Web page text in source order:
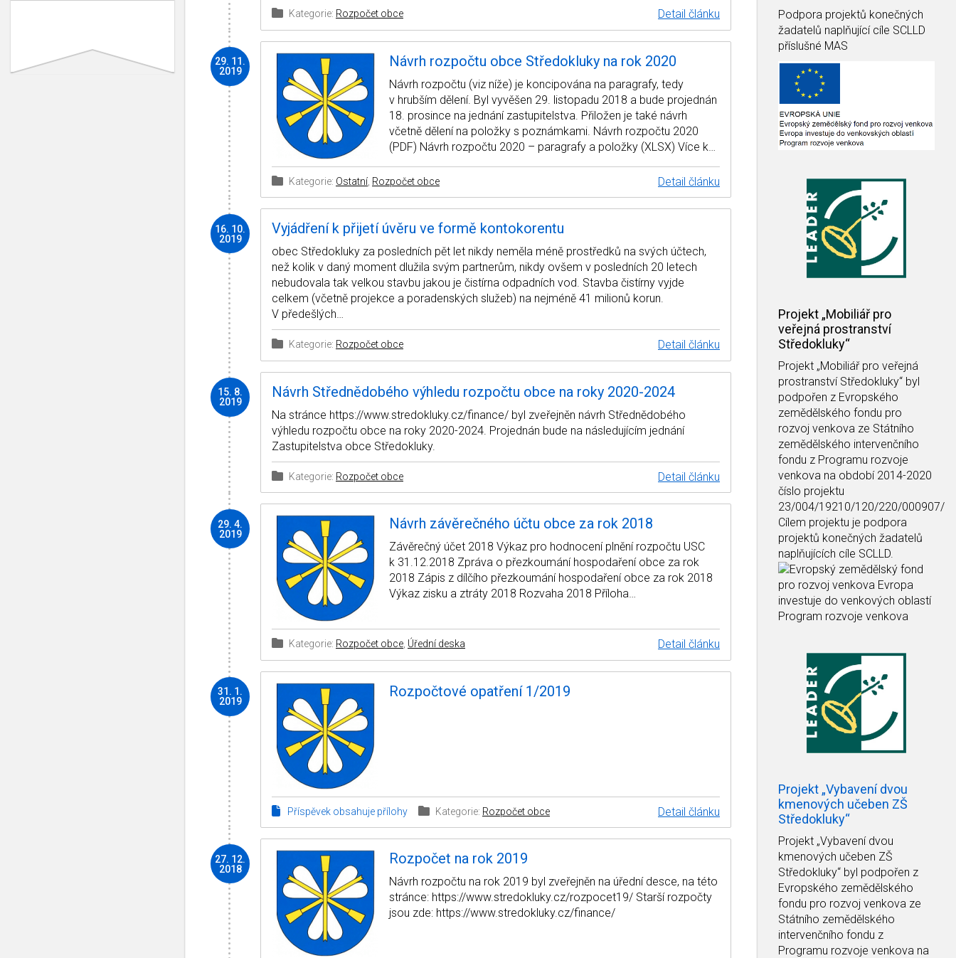
Kategorie: Rozpočet obce Detail článku
29. 11.
2019
Návrh rozpočtu obce Středokluky na rok 2020
Návrh rozpočtu (viz níže) je koncipována na paragrafy, tedy
v hrubším dělení. Byl vyvěšen 29. listopadu 2018 a bude projednán
18. prosince na jednání zastupitelstva. Přiložen je také návrh
včetně dělení na položky s poznámkami. Návrh rozpočtu 2020
(PDF) Návrh rozpočtu 2020 – paragrafy a položky (XLSX) Více k…
Kategorie: Ostatní Rozpočet obce Detail článku
16. 10.
2019
Vyjádření k přijetí úvěru ve formě kontokorentu
obec Středokluky za posledních pět let nikdy neměla méně prostředků na svých účtech,
než kolik v daný moment dlužila svým partnerům, nikdy ovšem v posledních 20 letech
nebudovala tak velkou stavbu jakou je čistírna odpadních vod. Stavba čistírny vyjde
celkem (včetně projekce a poradenských služeb) na nejméně 41 milionů korun.
V předešlých…
Kategorie: Rozpočet obce Detail článku
15. 8.
2019
Návrh Střednědobého výhledu rozpočtu obce na roky 2020-2024
Na stránce https://www.stredokluky.cz/finance/ byl zveřejněn návrh Střednědobého
výhledu rozpočtu obce na roky 2020-2024. Projednán bude na následujícím jednání
Zastupitelstva obce Středokluky.
Kategorie: Rozpočet obce Detail článku
29. 4.
2019
Návrh závěrečného účtu obce za rok 2018
Závěrečný účet 2018 Výkaz pro hodnocení plnění rozpočtu USC
k 31.12.2018 Zpráva o přezkoumání hospodaření obce za rok
2018 Zápis z dílčího přezkoumání hospodaření obce za rok 2018
Výkaz zisku a ztráty 2018 Rozvaha 2018 Příloha…
Kategorie: Rozpočet obce Úřední deska Detail článku
31. 1.
2019
Rozpočtové opatření 1/2019
Příspěvek obsahuje přílohy Kategorie: Rozpočet obce Detail článku
27. 12.
2018
Rozpočet na rok 2019
Návrh rozpočtu na rok 2019 byl zveřejněn na úřední desce, na této
stránce: https://www.stredokluky.cz/rozpocet19/ Starší rozpočty
jsou zde: https://www.stredokluky.cz/finance/
Podpora projektů konečných
žadatelů naplňující cíle SCLLD
příslušné MAS
Projekt „Mobiliář pro
veřejná prostranství
Středokluky“
Projekt „Mobiliář pro veřejná
prostranství Středokluky“ byl
podpořen z Evropského
zemědělského fondu pro
rozvoj venkova ze Státního
zemědělského intervenčního
fondu z Programu rozvoje
venkova na období 2014-2020
číslo projektu
23/004/19210/120/220/000907/
Cílem projektu je podpora
projektů konečných žadatelů
naplňujících cíle SCLLD.
Projekt „Vybavení dvou
kmenových učeben ZŠ
Středokluky“
Projekt „Vybavení dvou
kmenových učeben ZŠ
Středokluky“ byl podpořen z
Evropského zemědělského
fondu pro rozvoj venkova ze
Státního zemědělského
intervenčního fondu z
Programu rozvoje venkova na